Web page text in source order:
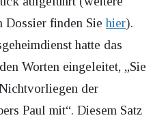
Dossier finden Siehier).
hatte das
Worten eingeleitet, „Sie
der
Paul mit“. Diesem Satz